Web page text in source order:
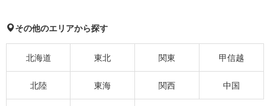
その他のエリアから探す
北海道 東北 関東 甲信越
北陸 東海 関西 中国